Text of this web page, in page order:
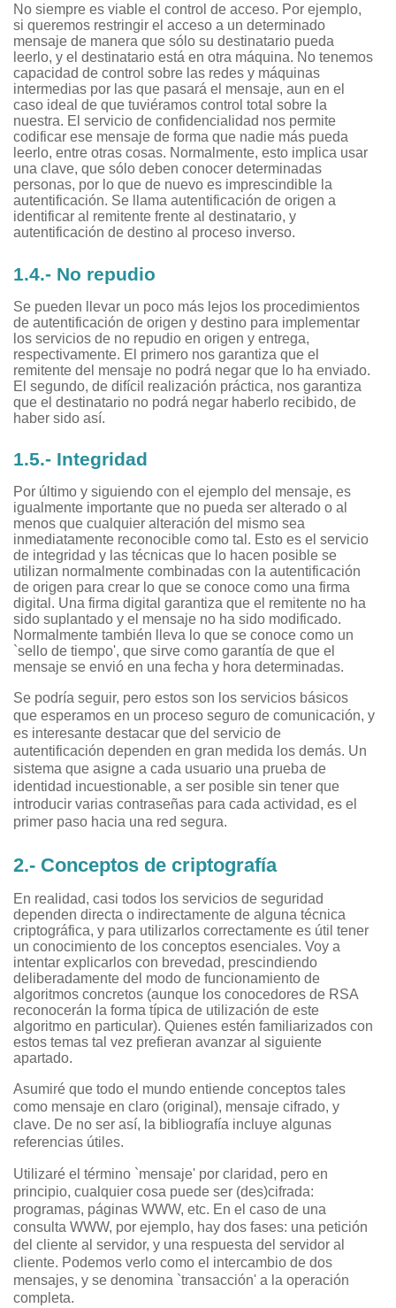
No siempre es viable el control de acceso. Por ejemplo,
si queremos restringir el acceso a un determinado
mensaje de manera que sólo su destinatario pueda
leerlo, y el destinatario está en otra máquina. No tenemos
capacidad de control sobre las redes y máquinas
intermedias por las que pasará el mensaje, aun en el
caso ideal de que tuviéramos control total sobre la
nuestra. El servicio de confidencialidad nos permite
codificar ese mensaje de forma que nadie más pueda
leerlo, entre otras cosas. Normalmente, esto implica usar
una clave, que sólo deben conocer determinadas
personas, por lo que de nuevo es imprescindible la
autentificación. Se llama autentificación de origen a
identificar al remitente frente al destinatario, y
autentificación de destino al proceso inverso.
1.4.- No repudio
Se pueden llevar un poco más lejos los procedimientos
de autentificación de origen y destino para implementar
los servicios de no repudio en origen y entrega,
respectivamente. El primero nos garantiza que el
remitente del mensaje no podrá negar que lo ha enviado.
El segundo, de difícil realización práctica, nos garantiza
que el destinatario no podrá negar haberlo recibido, de
haber sido así.
1.5.- Integridad
Por último y siguiendo con el ejemplo del mensaje, es
igualmente importante que no pueda ser alterado o al
menos que cualquier alteración del mismo sea
inmediatamente reconocible como tal. Esto es el servicio
de integridad y las técnicas que lo hacen posible se
utilizan normalmente combinadas con la autentificación
de origen para crear lo que se conoce como una firma
digital. Una firma digital garantiza que el remitente no ha
sido suplantado y el mensaje no ha sido modificado.
Normalmente también lleva lo que se conoce como un
`sello de tiempo', que sirve como garantía de que el
mensaje se envió en una fecha y hora determinadas.
Se podría seguir, pero estos son los servicios básicos
que esperamos en un proceso seguro de comunicación, y
es interesante destacar que del servicio de
autentificación dependen en gran medida los demás. Un
sistema que asigne a cada usuario una prueba de
identidad incuestionable, a ser posible sin tener que
introducir varias contraseñas para cada actividad, es el
primer paso hacia una red segura.
2.- Conceptos de criptografía
En realidad, casi todos los servicios de seguridad
dependen directa o indirectamente de alguna técnica
criptográfica, y para utilizarlos correctamente es útil tener
un conocimiento de los conceptos esenciales. Voy a
intentar explicarlos con brevedad, prescindiendo
deliberadamente del modo de funcionamiento de
algoritmos concretos (aunque los conocedores de RSA
reconocerán la forma típica de utilización de este
algoritmo en particular). Quienes estén familiarizados con
estos temas tal vez prefieran avanzar al siguiente
apartado.
Asumiré que todo el mundo entiende conceptos tales
como mensaje en claro (original), mensaje cifrado, y
clave. De no ser así, la bibliografía incluye algunas
referencias útiles.
Utilizaré el término `mensaje' por claridad, pero en
principio, cualquier cosa puede ser (des)cifrada:
programas, páginas WWW, etc. En el caso de una
consulta WWW, por ejemplo, hay dos fases: una petición
del cliente al servidor, y una respuesta del servidor al
cliente. Podemos verlo como el intercambio de dos
mensajes, y se denomina `transacción' a la operación
completa.